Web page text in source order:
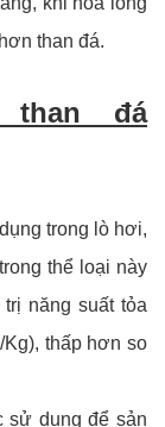
than đá.
than đá
trong lò hơi,
thể loại này
năng suất tỏa
thấp hơn so
sử dụng để sản